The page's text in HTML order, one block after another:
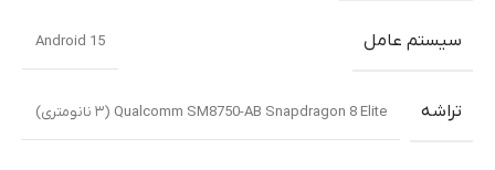
سیستم عامل Android 15
تراشه Qualcomm SM8750-AB Snapdragon 8 Elite (۳ نانومتری)